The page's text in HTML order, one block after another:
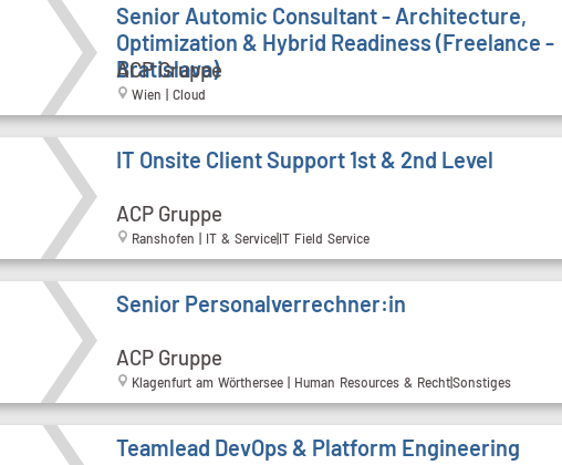
Senior Automic Consultant - Architecture,
Optimization & Hybrid Readiness (Freelance -
Bratislava)
ACP Gruppe
Wien | Cloud
IT Onsite Client Support 1st & 2nd Level
ACP Gruppe
Ranshofen | IT & Service|IT Field Service
Senior Personalverrechner:in
ACP Gruppe
Klagenfurt am Wörthersee | Human Resources & Recht|Sonstiges
Teamlead DevOps & Platform Engineering